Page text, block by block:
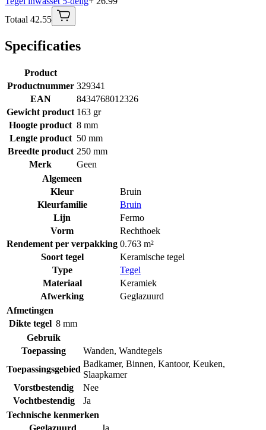
Totaal 42.55
Specificaties
Product
Productnummer 329341
EAN
8434768012326
Gewicht product 163 gr
Hoogte product 8 mm
Lengte product 50 mm
Breedte product 250 mm
Merk
Geen
Algemeen
Kleur
Bruin
Kleurfamilie
Bruin
Lijn
Fermo
Vorm
Rechthoek
Rendement per verpakking 0.763 m²
Soort tegel
Keramische tegel
Type
Tegel
Materiaal
Keramiek
Afwerking
Geglazuurd
Afmetingen
Dikte tegel 8 mm
Gebruik
Toepassing
Wanden, Wandtegels
Toepassingsgebied
Badkamer, Binnen, Kantoor, Keuken,
Slaapkamer
Vorstbestendig
Nee
Vochtbestendig
Ja
Technische kenmerken
Geglazuurd
Ja